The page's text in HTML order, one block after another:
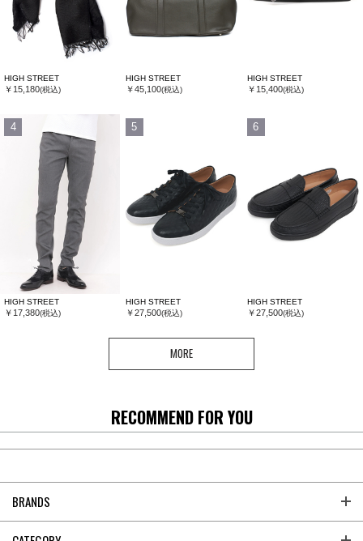
HIGH STREET
￥15,180(税込)
HIGH STREET
￥45,100(税込)
HIGH STREET
￥15,400(税込)
4
HIGH STREET
￥17,380(税込)
5
HIGH STREET
￥27,500(税込)
6
HIGH STREET
￥27,500(税込)
MORE
RECOMMEND FOR YOU
BRANDS